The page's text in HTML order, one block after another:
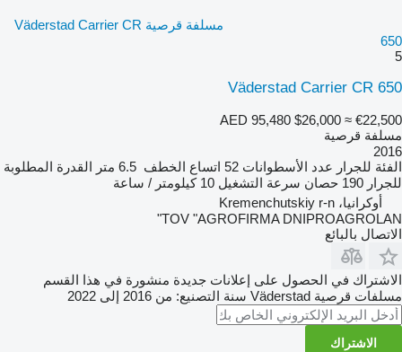
مسلفة قرصية Väderstad Carrier CR
650
5
Väderstad Carrier CR 650
AED 95,480 $26,000 ≈ €22,500
مسلفة قرصية
2016
الفئة للجرار عدد الأسطوانات 52 اتساع الخطف 6.5 متر
القدرة المطلوبة
للجرار 190 حصان سرعة التشغيل 10 كيلومتر / ساعة
أوكرانيا، Kremenchutskiy r-n
TOV "AGROFIRMA DNIPROAGROLAN"
الاتصال بالبائع
الاشتراك في الحصول على إعلانات جديدة منشورة في هذا القسم
مسلفات قرصية Väderstad سنة التصنيع: من 2016 إلى 2022
الاشتراك